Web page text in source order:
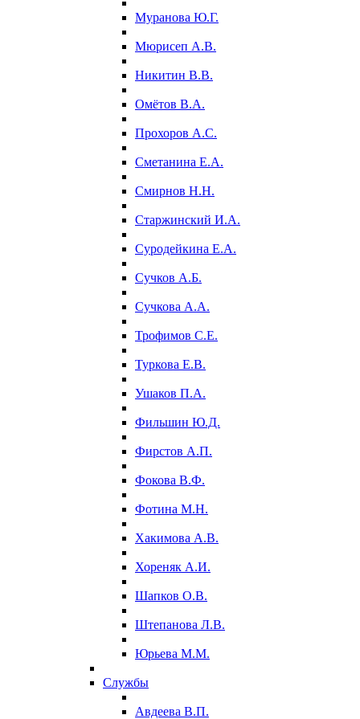
Муранова Ю.Г.
Мюрисеп А.В.
Никитин В.В.
Омётов В.А.
Прохоров А.С.
Сметанина Е.А.
Смирнов Н.Н.
Старжинский И.А.
Суродейкина Е.А.
Сучков А.Б.
Сучкова А.А.
Трофимов С.Е.
Туркова Е.В.
Ушаков П.А.
Фильшин Ю.Д.
Фирстов А.П.
Фокова В.Ф.
Фотина М.Н.
Хакимова А.В.
Хореняк А.И.
Шапков О.В.
Штепанова Л.В.
Юрьева М.М.
Службы
Авдеева В.П.